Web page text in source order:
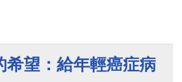
希望：給年輕癌症病